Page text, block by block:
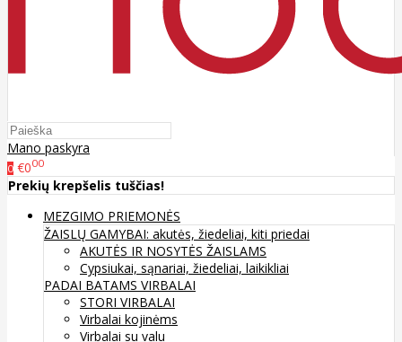
Mano paskyra
0 €000
Prekių krepšelis tuščias!
MEZGIMO PRIEMONĖS
ŽAISLŲ GAMYBAI: akutės, žiedeliai, kiti priedai
AKUTĖS IR NOSYTĖS ŽAISLAMS
Cypsiukai, sąnariai, žiedeliai, laikikliai
PADAI BATAMS VIRBALAI
STORI VIRBALAI
Virbalai kojinėms
Virbalai su valu